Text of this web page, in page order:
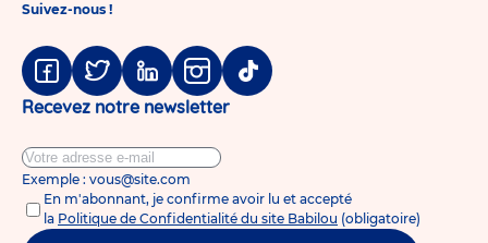
Suivez-nous !
Facebook
TwitterLinkedinInstagram
Tiktok
Recevez notre newsletter
Exemple : vous@site.com
En m'abonnant, je confirme avoir lu et accepté
la Politique de Confidentialité du site Babilou (obligatoire)